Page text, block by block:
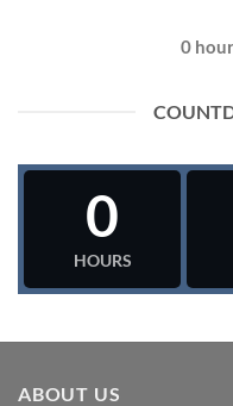
0
0
HOURS
ABOUT US